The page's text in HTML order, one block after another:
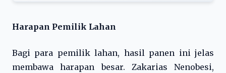
Harapan Pemilik Lahan
Bagi para pemilik lahan, hasil panen ini jelas
membawa harapan besar. Zakarias Nenobesi,